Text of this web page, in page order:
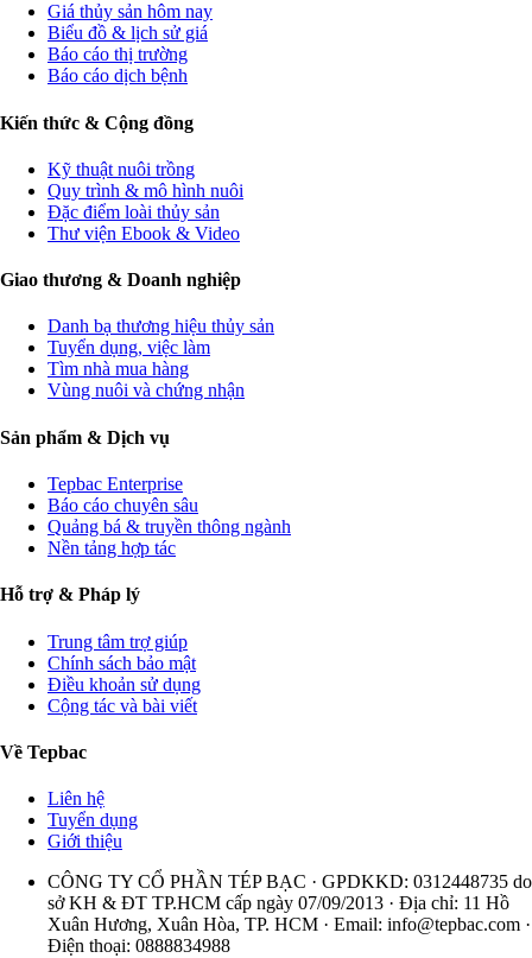
Giá thủy sản hôm nay
Biểu đồ & lịch sử giá
Báo cáo thị trường
Báo cáo dịch bệnh
Kiến thức & Cộng đồng
Kỹ thuật nuôi trồng
Quy trình & mô hình nuôi
Đặc điểm loài thủy sản
Thư viện Ebook & Video
Giao thương & Doanh nghiệp
Danh bạ thương hiệu thủy sản
Tuyển dụng, việc làm
Tìm nhà mua hàng
Vùng nuôi và chứng nhận
Sản phẩm & Dịch vụ
Tepbac Enterprise
Báo cáo chuyên sâu
Quảng bá & truyền thông ngành
Nền tảng hợp tác
Hỗ trợ & Pháp lý
Trung tâm trợ giúp
Chính sách bảo mật
Điều khoản sử dụng
Cộng tác và bài viết
Về Tepbac
Liên hệ
Tuyển dụng
Giới thiệu
CÔNG TY CỔ PHẦN TÉP BẠC · GPDKKD: 0312448735 do
sở KH & ĐT TP.HCM cấp ngày 07/09/2013 · Địa chỉ: 11 Hồ
Xuân Hương, Xuân Hòa, TP. HCM · Email: info@tepbac.com ·
Điện thoại: 0888834988